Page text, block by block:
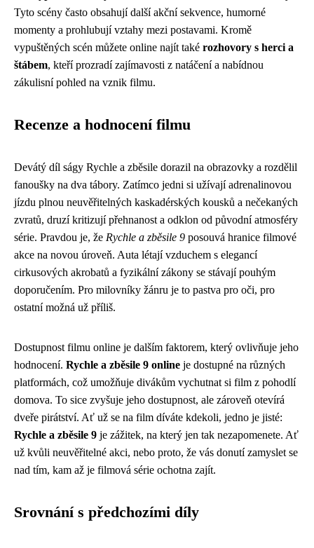
Tyto scény často obsahují další akční sekvence, humorné
momenty a prohlubují vztahy mezi postavami. Kromě
vypuštěných scén můžete online najít také rozhovory s herci a
štábem, kteří prozradí zajímavosti z natáčení a nabídnou
zákulisní pohled na vznik filmu.
Recenze a hodnocení filmu
Devátý díl ságy Rychle a zběsile dorazil na obrazovky a rozdělil
fanoušky na dva tábory. Zatímco jedni si užívají adrenalinovou
jízdu plnou neuvěřitelných kaskadérských kousků a nečekaných
zvratů, druzí kritizují přehnanost a odklon od původní atmosféry
série. Pravdou je, že Rychle a zběsile 9 posouvá hranice filmové
akce na novou úroveň. Auta létají vzduchem s elegancí
cirkusových akrobatů a fyzikální zákony se stávají pouhým
doporučením. Pro milovníky žánru je to pastva pro oči, pro
ostatní možná už příliš.
Dostupnost filmu online je dalším faktorem, který ovlivňuje jeho
hodnocení. Rychle a zběsile 9 online je dostupné na různých
platformách, což umožňuje divákům vychutnat si film z pohodlí
domova. To sice zvyšuje jeho dostupnost, ale zároveň otevírá
dveře pirátství. Ať už se na film díváte kdekoli, jedno je jisté:
Rychle a zběsile 9 je zážitek, na který jen tak nezapomenete. Ať
už kvůli neuvěřitelné akci, nebo proto, že vás donutí zamyslet se
nad tím, kam až je filmová série ochotna zajít.
Srovnání s předchozími díly